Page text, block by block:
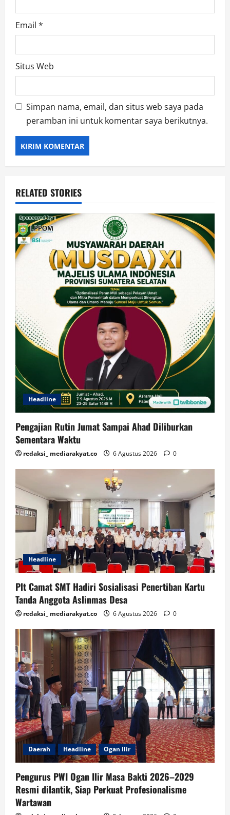
Email *
Situs Web
Simpan nama, email, dan situs web saya pada
peramban ini untuk komentar saya berikutnya.
RELATED STORIES
Headline
Pengajian Rutin Jumat Sampai Ahad Diliburkan
Sementara Waktu
redaksi_ mediarakyat.co 6 Agustus 2026 0
Headline
Plt Camat SMT Hadiri Sosialisasi Penertiban Kartu
Tanda Anggota Aslinmas Desa
redaksi_ mediarakyat.co 6 Agustus 2026 0
Daerah Headline Ogan Ilir
Pengurus PWI Ogan Ilir Masa Bakti 2026–2029
Resmi dilantik, Siap Perkuat Profesionalisme
Wartawan